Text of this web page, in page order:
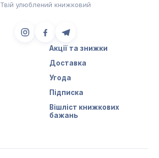
Твій улюблений книжковий
Акції та знижки
Доставка
Угода
Підписка
Вішліст книжкових
бажань